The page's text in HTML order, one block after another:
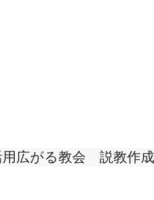
用広がる教会 説教作